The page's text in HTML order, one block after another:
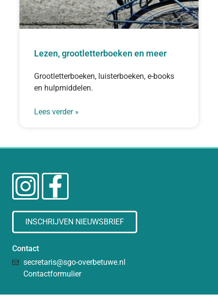
Lezen, grootletterboeken en meer
Grootletterboeken, luisterboeken, e-books
en hulpmiddelen.
Lees verder »
INSCHRIJVEN NIEUWSBRIEF
Contact
secretaris@sgo-overbetuwe.nl
Contactformulier